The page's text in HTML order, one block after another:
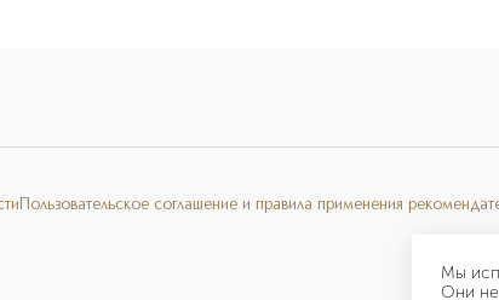
Мы
Они
Пользовательское соглашение и правила применения